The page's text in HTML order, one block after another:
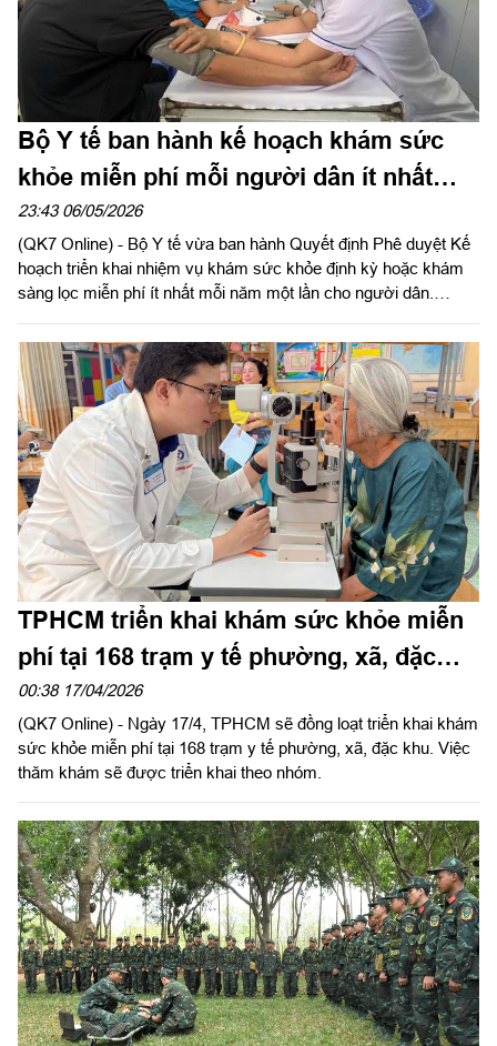
Bộ Y tế ban hành kế hoạch khám sức
khỏe miễn phí mỗi người dân ít nhất
mỗi năm một lần
23:43 06/05/2026
(QK7 Online) - Bộ Y tế vừa ban hành Quyết định Phê duyệt Kế
hoạch triển khai nhiệm vụ khám sức khỏe định kỳ hoặc khám
sàng lọc miễn phí ít nhất mỗi năm một lần cho người dân.
NQ/TW của Bộ Chính trị và Nghị quyết số 282/NQ-CP của
Chính phủ.
TPHCM triển khai khám sức khỏe miễn
phí tại 168 trạm y tế phường, xã, đặc
khu
00:38 17/04/2026
(QK7 Online) - Ngày 17/4, TPHCM sẽ đồng loạt triển khai khám
sức khỏe miễn phí tại 168 trạm y tế phường, xã, đặc khu. Việc
thăm khám sẽ được triển khai theo nhóm.